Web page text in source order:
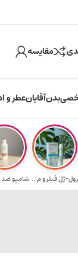
مقایسه
بدنآقایانعطر و
رول-ژل فیلر و م...